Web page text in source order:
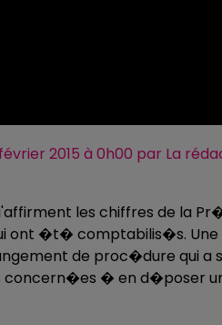
2015 à 0h00 par La
les chiffres de la
ont �t� comptabilis�s. Une
de proc�dure qui a
concern�es � en d�poser